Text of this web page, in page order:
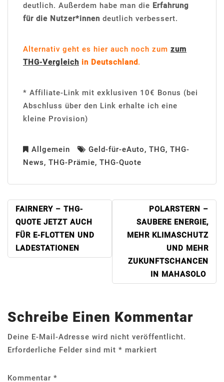
deutlich. Außerdem habe man die Erfahrung
für die Nutzer*innen deutlich verbessert.
Alternativ geht es hier auch noch zum zum
THG-Vergleich in Deutschland.
* Affiliate-Link mit exklusiven 10€ Bonus (bei
Abschluss über den Link erhalte ich eine
kleine Provision)
Allgemein Geld-für-eAuto, THG, THG-
News, THG-Prämie, THG-Quote
BEITRAGSNAVIGATION
FAIRNERY – THG-
QUOTE JETZT AUCH
FÜR E-FLOTTEN UND
LADESTATIONEN
POLARSTERN –
SAUBERE ENERGIE,
MEHR KLIMASCHUTZ
UND MEHR
ZUKUNFTSCHANCEN
IN MAHASOLO
Schreibe Einen Kommentar
Deine E-Mail-Adresse wird nicht veröffentlicht.
Erforderliche Felder sind mit * markiert
Kommentar *